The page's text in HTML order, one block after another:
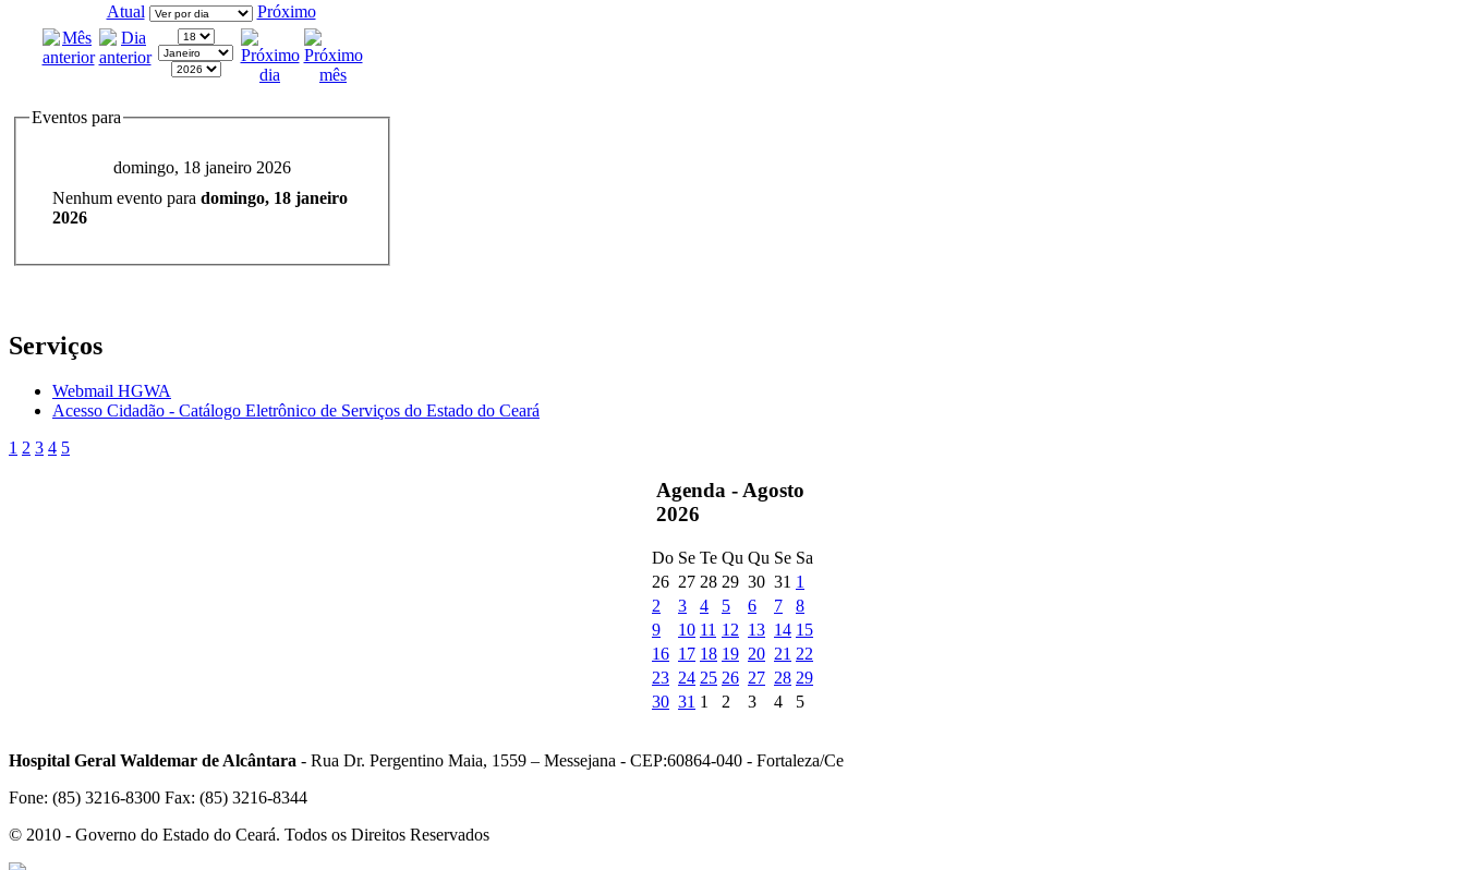
Atual Próximo
Eventos para
domingo, 18 janeiro 2026
Nenhum evento para domingo, 18 janeiro
2026
Serviços
Webmail HGWA
Acesso Cidadão - Catálogo Eletrônico de Serviços do Estado do Ceará
1 2 3 4 5
Agenda - Agosto
2026
Do Se Te Qu Qu Se Sa
26 27 28 29 30 31 1
2
3 4 5 6 7
8
9
10 11 12 13 14 15
16 17 18 19 20 21 22
23 24 25 26 27 28 29
30 31 1 2 3 4 5
Hospital Geral Waldemar de Alcântara - Rua Dr. Pergentino Maia, 1559 – Messejana - CEP:60864-040 - Fortaleza/Ce
Fone: (85) 3216-8300 Fax: (85) 3216-8344
© 2010 - Governo do Estado do Ceará. Todos os Direitos Reservados